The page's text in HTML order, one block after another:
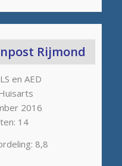
Rijmond
en AED
2016
14
8,8